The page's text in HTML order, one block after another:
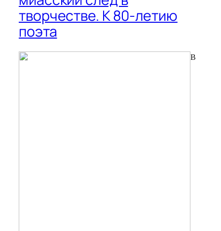
творчестве. К 80-летию
поэта
В